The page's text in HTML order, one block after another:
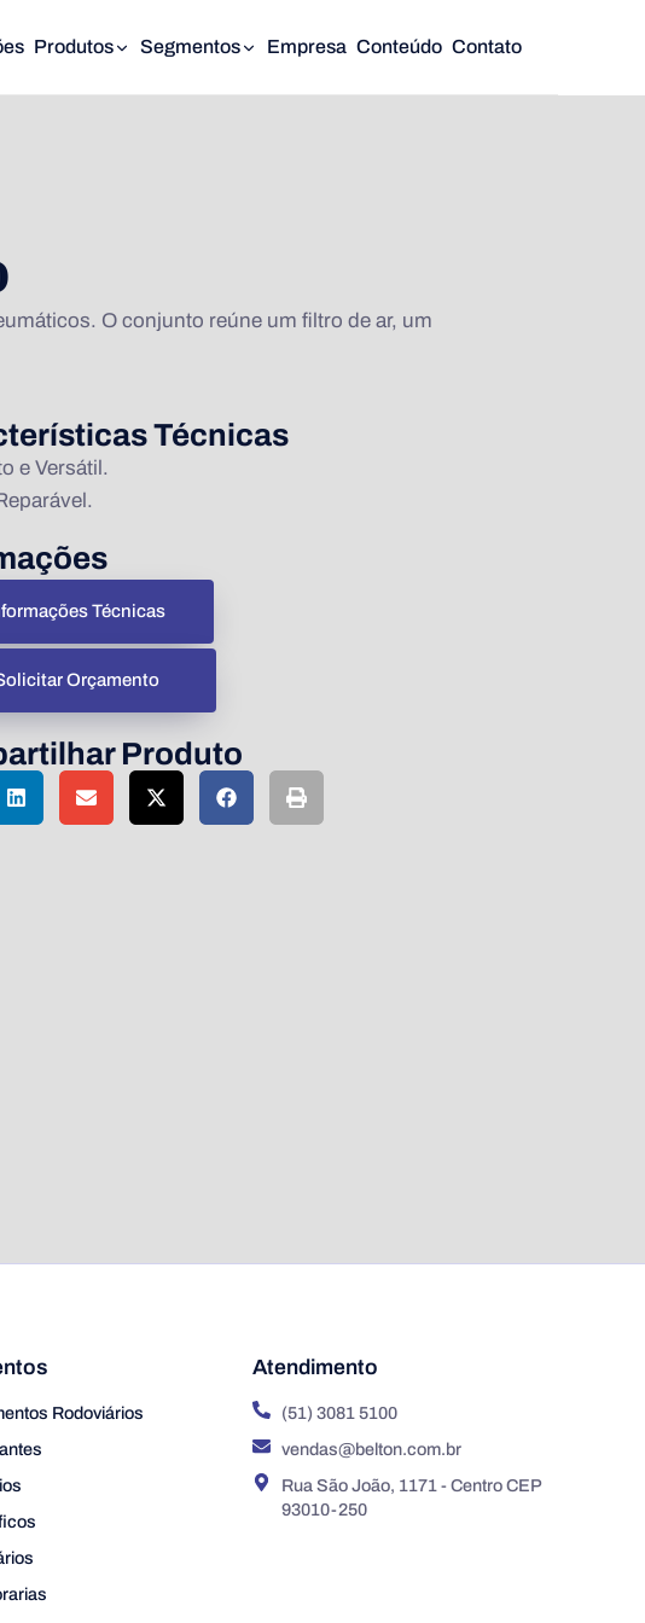
Produtos Segmentos Empresa Conteúdo Contato
O conjunto reúne um filtro de ar, um
Técnicas
e Versátil.
Técnicas
Orçamento
Produto
Rodoviários
Atendimento
(51) 3081 5100
vendas@belton.com.br
Rua São João, 1171 - Centro CEP
93010-250